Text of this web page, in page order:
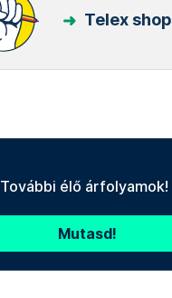
Telex shop
További élő árfolyamok!
Mutasd!